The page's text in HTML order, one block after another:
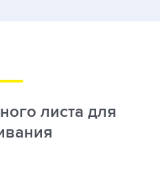
листа для